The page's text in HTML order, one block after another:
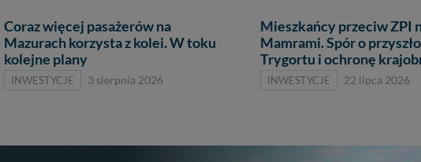
Coraz więcej pasażerów na
Mazurach korzysta z kolei. W toku
kolejne plany
INWESTYCJE 3 sierpnia 2026
Mieszkańcy przeciw ZPI
Mamrami. Spór o
Trygortu i ochronę
INWESTYCJE 22 lipca 2026